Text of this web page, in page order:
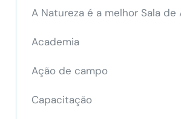
A Natureza é a melhor Sala de
Academia
Ação de campo
Capacitação